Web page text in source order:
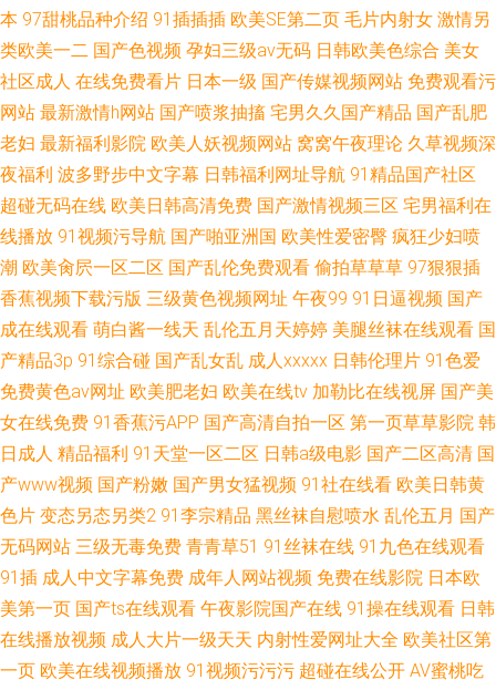
本 97甜桃品种介绍 91插插插 欧美SE第二页 毛片内射女 激情另
类欧美一二 国产色视频 孕妇三级av无码 日韩欧美色综合 美女
社区成人 在线免费看片 日本一级 国产传媒视频网站 免费观看污
网站 最新激情h网站 国产喷浆抽搐 宅男久久国产精品 国产乱肥
老妇 最新福利影院 欧美人妖视频网站 窝窝午夜理论 久草视频深
夜福利 波多野步中文字幕 日韩福利网址导航 91精品国产社区
超碰无码在线 欧美日韩高清免费 国产激情视频三区 宅男福利在
线播放 91视频污导航 国产啪亚洲国 欧美性爱密臀 疯狂少妇喷
潮 欧美肏屄一区二区 国产乱伦免费观看 偷拍草草草 97狠狠插
香蕉视频下载污版 三级黄色视频网址 午夜99 91日逼视频 国产
成在线观看 萌白酱一线天 乱伦五月天婷婷 美腿丝袜在线观看 国
产精品3p 91综合碰 国产乱女乱 成人xxxxx 日韩伦理片 91色爱
免费黄色av网址 欧美肥老妇 欧美在线tv 加勒比在线视屏 国产美
女在线免费 91香蕉污APP 国产高清自拍一区 第一页草草影院 韩
日成人 精品福利 91天堂一区二区 日韩a级电影 国产二区高清 国
产www视频 国产粉嫩 国产男女猛视频 91社在线看 欧美日韩黄
色片 变态另态另类2 91李宗精品 黑丝袜自慰喷水 乱伦五月 国产
无码网站 三级无毒免费 青青草51 91丝袜在线 91九色在线观看
91插 成人中文字幕免费 成年人网站视频 免费在线影院 日本欧
美第一页 国产ts在线观看 午夜影院国产在线 91操在线观看 日韩
在线播放视频 成人大片一级天天 内射性爱网址大全 欧美社区第
一页 欧美在线视频播放 91视频污污污 超碰在线公开 AV蜜桃吃